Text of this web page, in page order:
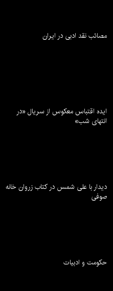
مصائب نقد ادبی در ایران
ایده اقتباس معکوس از سریال «در
انتهای شب»
دیدار با علی شمس در کتاب زروان خانه
صوفی
حکومت و ادبیات